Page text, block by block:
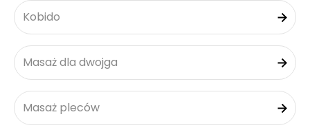
Kobido
Masaż dla dwojga
Masaż pleców